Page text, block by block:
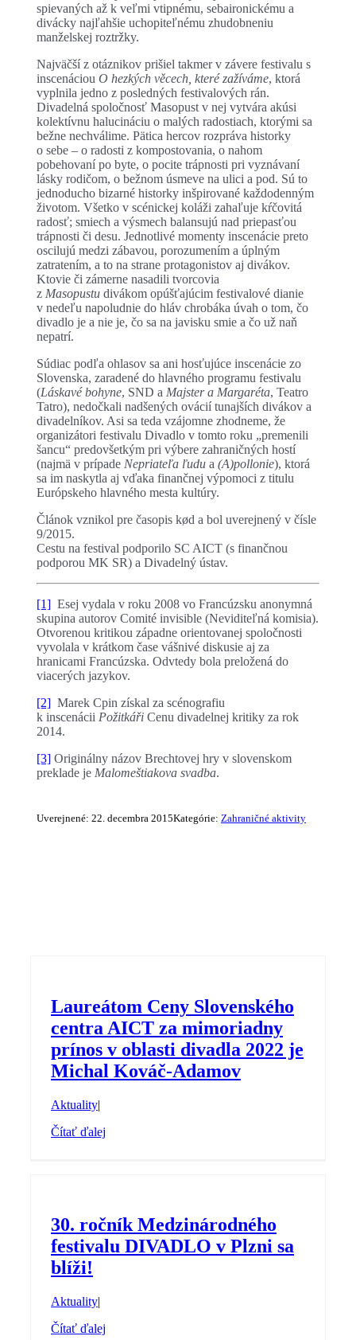
spievaných až k veľmi vtipnému, sebaironickému a
divácky najľahšie uchopiteľnému zhudobneniu
manželskej roztržky.
Najväčší z otáznikov prišiel takmer v závere festivalu s
inscenáciou O hezkých věcech, které zažíváme, ktorá
vyplnila jedno z posledných festivalových rán.
Divadelná spoločnosť Masopust v nej vytvára akúsi
kolektívnu halucináciu o malých radostiach, ktorými sa
bežne nechválime. Pätica hercov rozpráva historky
o sebe – o radosti z kompostovania, o nahom
pobehovaní po byte, o pocite trápnosti pri vyznávaní
lásky rodičom, o bežnom úsmeve na ulici a pod. Sú to
jednoducho bizarné historky inšpirované každodenným
životom. Všetko v scénickej koláži zahaľuje kŕčovitá
radosť; smiech a výsmech balansujú nad priepasťou
trápnosti či desu. Jednotlivé momenty inscenácie preto
oscilujú medzi zábavou, porozumením a úplným
zatratením, a to na strane protagonistov aj divákov.
Ktovie či zámerne nasadili tvorcovia
z Masopustudivákom opúšťajúcim festivalové dianie
v nedeľu napoludnie do hláv chrobáka úvah o tom, čo
divadlo je a nie je, čo sa na javisku smie a čo už naň
nepatrí.
Súdiac podľa ohlasov sa ani hosťujúce inscenácie zo
Slovenska, zaradené do hlavného programu festivalu
(Láskavé bohyne, SND a Majster a Margaréta, Teatro
Tatro), nedočkali nadšených ovácií tunajších divákov a
divadelníkov. Asi sa teda vzájomne zhodneme, že
organizátori festivalu Divadlo v tomto roku „premenili
šancu“ predovšetkým pri výbere zahraničných hostí
(najmä v prípade Nepriateľa ľudua (A)pollonie), ktorá
sa im naskytla aj vďaka finančnej výpomoci z titulu
Európskeho hlavného mesta kultúry.
Článok vznikol pre časopis kød a bol uverejnený v čísle
9/2015.
Cestu na festival podporilo SC AICT (s finančnou
podporou MK SR) a Divadelný ústav.
[1]Esej vydala v roku 2008 vo Francúzsku anonymná
skupina autorov Comité invisible (Neviditeľná komisia).
Otvorenou kritikou západne orientovanej spoločnosti
vyvolala v krátkom čase vášnivé diskusie aj za
hranicami Francúzska. Odvtedy bola preložená do
viacerých jazykov.
[2]Marek Cpin získal za scénografiu
k inscenácii PožitkářiCenu divadelnej kritiky za rok
2014.
[3]Originálny názov Brechtovej hry v slovenskom
preklade je Malomeštiakova svadba.
Uverejnené: 22. decembra 2015Kategórie: Zahraničné aktivity
Laureátom Ceny Slovenského
centra AICT za mimoriadny
prínos v oblasti divadla 2022 je
Michal Kováč-Adamov
Aktuality|
Čítať ďalej
30. ročník Medzinárodného
festivalu DIVADLO v Plzni sa
blíži!
Aktuality|
Čítať ďalej